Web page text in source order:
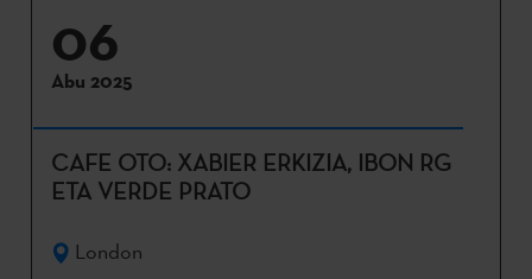
06
Abu 2025
CAFE OTO: XABIER ERKIZIA, IBON RG
ETA VERDE PRATO
London